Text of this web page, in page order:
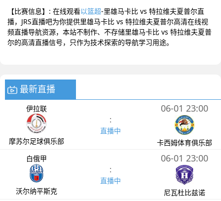
【比赛信息】: 在线观看以篮超-里雄马卡比 vs 特拉维夫夏普尔直
播，JRS直播吧为你提供里雄马卡比 vs 特拉维夫夏普尔高清在线视
频直播导航资源，本站不制作、不存储里雄马卡比 vs 特拉维夫夏普
尔的高清直播信号，只作为技术探索的导航学习用途。
最新直播
伊拉联
摩苏尔足球俱乐部
:
直播中
06-01 23:00
卡西姆体育俱乐部
白俄甲
沃尔纳平斯克
:
直播中
06-01 23:00
尼瓦杜比兹诺